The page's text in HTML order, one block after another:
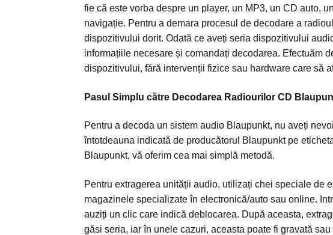
fie că este vorba despre un player, un MP3, un CD auto,
navigație. Pentru a demara procesul de decodare a
dispozitivului dorit. Odată ce aveți seria dispozitivului
informațiile necesare și comandați decodarea. Efectuăm
dispozitivului, fără intervenții fizice sau hardware care să
Pasul Simplu către Decodarea Radiourilor CD
Pentru a decoda un sistem audio Blaupunkt, nu aveți
întotdeauna indicată de producătorul Blaupunkt pe
Blaupunkt, vă oferim cea mai simplă metodă.
Pentru extragerea unității audio, utilizați chei speciale de
magazinele specializate în electronică/auto sau online.
auziți un clic care indică deblocarea. După aceasta,
găsi seria, iar în unele cazuri, aceasta poate fi gravată